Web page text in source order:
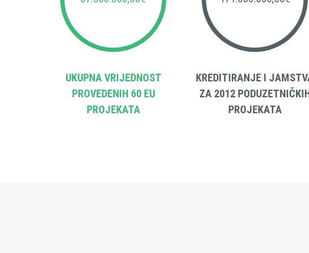
UKUPNA VRIJEDNOST
PROVEDENIH 60 EU
PROJEKATA
KREDITIRANJE I
ZA 2012
PROJEKATA